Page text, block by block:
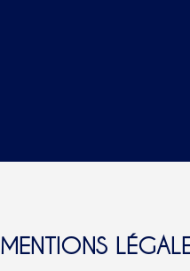
MENTIONS